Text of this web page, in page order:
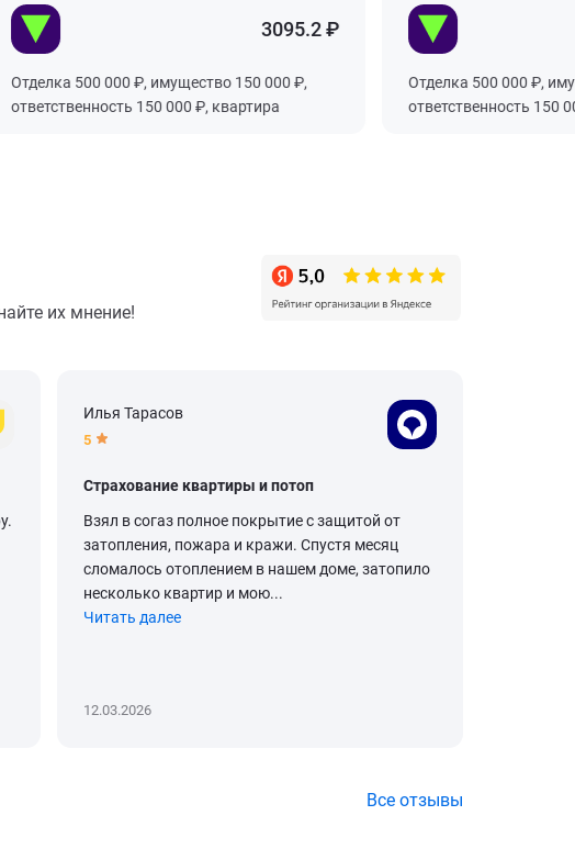
3095.2 ₽
500 000 ₽, имущество 150 000 ₽,
150 000 ₽, квартира
Отделка 500 000 ₽,
ответственность 150 000
их мнение!
Илья Тарасов
5
Страхование квартиры и потоп
Взял в согаз полное покрытие с защитой от
затопления, пожара и кражи. Спустя месяц
сломалось отоплением в нашем доме, затопило
несколько квартир и мою...
Читать далее
12.03.2026
Все отзывы